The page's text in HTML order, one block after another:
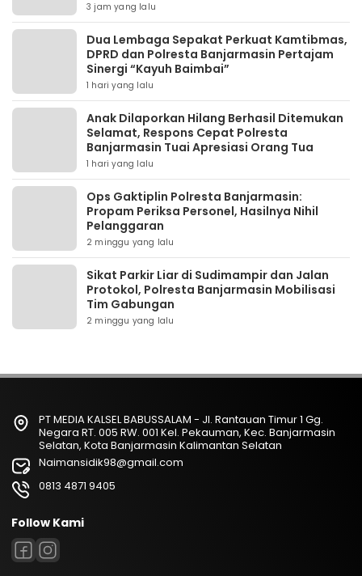
3 jam yang lalu
Dua Lembaga Sepakat Perkuat Kamtibmas,
DPRD dan Polresta Banjarmasin Pertajam
Sinergi “Kayuh Baimbai”
1 hari yang lalu
Anak Dilaporkan Hilang Berhasil Ditemukan
Selamat, Respons Cepat Polresta
Banjarmasin Tuai Apresiasi Orang Tua
1 hari yang lalu
Ops Gaktiplin Polresta Banjarmasin:
Propam Periksa Personel, Hasilnya Nihil
Pelanggaran
2 minggu yang lalu
Sikat Parkir Liar di Sudimampir dan Jalan
Protokol, Polresta Banjarmasin Mobilisasi
Tim Gabungan
2 minggu yang lalu
PT MEDIA KALSEL BABUSSALAM - Jl. Rantauan Timur 1 Gg.
Negara RT. 005 RW. 001 Kel. Pekauman, Kec. Banjarmasin
Selatan, Kota Banjarmasin Kalimantan Selatan
Naimansidik98@gmail.com
0813 4871 9405
Follow Kami